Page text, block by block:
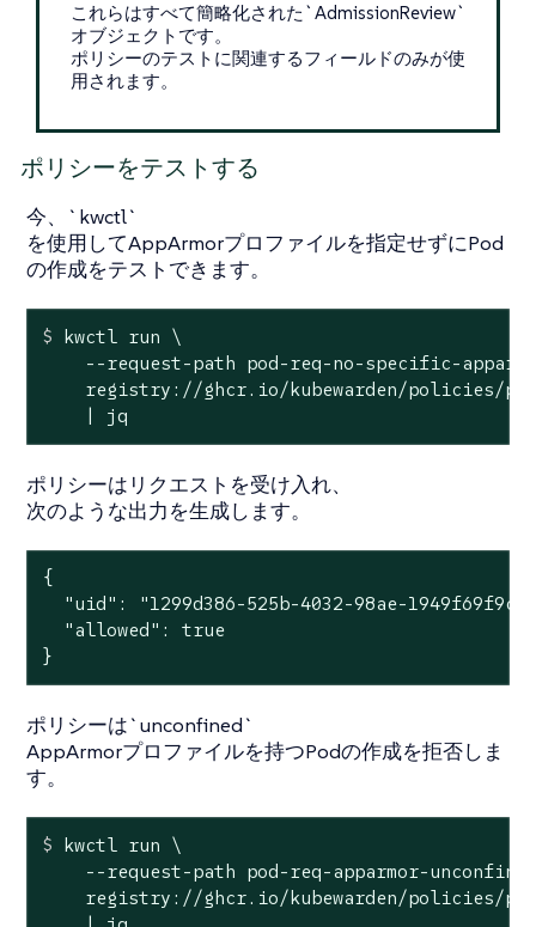
これらはすべて簡略化された`AdmissionReview`
オブジェクトです。
ポリシーのテストに関連するフィールドのみが使
用されます。
ポリシーをテストする
今、`kwctl`
を使用してAppArmorプロファイルを指定せずにPod
の作成をテストできます。
$ kwctl run \
--request-path pod-req-no-specific-
registry://ghcr.io/kubewarden/policies/
    | jq
ポリシーはリクエストを受け入れ、
次のような出力を生成します。
{
"uid": "1299d386-525b-4032-98ae-
  "allowed": true
}
ポリシーは`unconfined`
AppArmorプロファイルを持つPodの作成を拒否しま
す。
$ kwctl run \
--request-path pod-req-apparmor-
registry://ghcr.io/kubewarden/policies/